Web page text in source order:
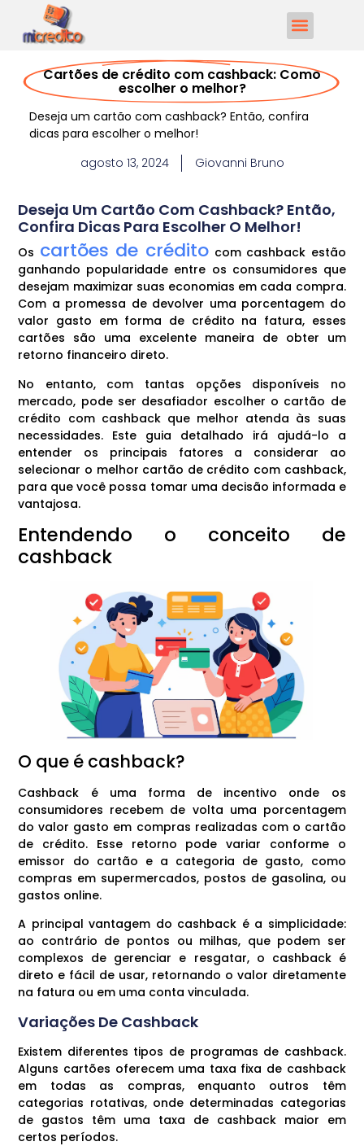
Cartões de crédito com cashback: Como
escolher o melhor?
Deseja um cartão com cashback? Então, confira
dicas para escolher o melhor!
agosto 13, 2024
Giovanni Bruno
Deseja Um Cartão Com Cashback? Então,
Confira Dicas Para Escolher O Melhor!
Os cartões de crédito com cashback estão
ganhando popularidade entre os consumidores que
desejam maximizar suas economias em cada compra.
Com a promessa de devolver uma porcentagem do
valor gasto em forma de crédito na fatura, esses
cartões são uma excelente maneira de obter um
retorno financeiro direto.
No entanto, com tantas opções disponíveis no
mercado, pode ser desafiador escolher o cartão de
crédito com cashback que melhor atenda às suas
necessidades. Este guia detalhado irá ajudá-lo a
entender os principais fatores a considerar ao
selecionar o melhor cartão de crédito com cashback,
para que você possa tomar uma decisão informada e
vantajosa.
Entendendo o conceito de
cashback
O que é cashback?
Cashback é uma forma de incentivo onde os
consumidores recebem de volta uma porcentagem
do valor gasto em compras realizadas com o cartão
de crédito. Esse retorno pode variar conforme o
emissor do cartão e a categoria de gasto, como
compras em supermercados, postos de gasolina, ou
gastos online.
A principal vantagem do cashback é a simplicidade:
ao contrário de pontos ou milhas, que podem ser
complexos de gerenciar e resgatar, o cashback é
direto e fácil de usar, retornando o valor diretamente
na fatura ou em uma conta vinculada.
Variações De Cashback
Existem diferentes tipos de programas de cashback.
Alguns cartões oferecem uma taxa fixa de cashback
em todas as compras, enquanto outros têm
categorias rotativas, onde determinadas categorias
de gastos têm uma taxa de cashback maior em
certos períodos.